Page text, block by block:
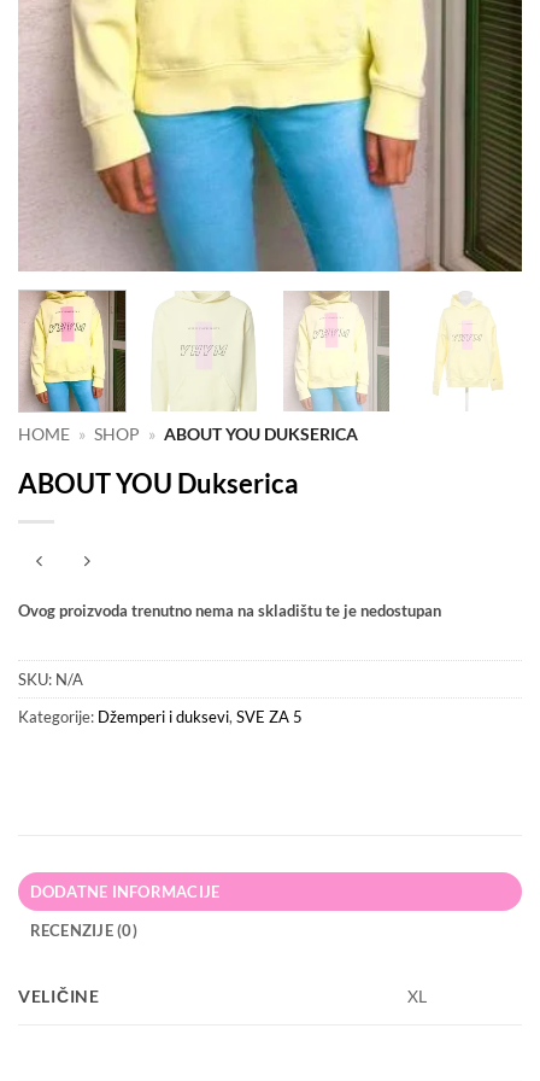
HOME » SHOP » ABOUT YOU DUKSERICA
ABOUT YOU Dukserica
Ovog proizvoda trenutno nema na skladištu te je nedostupan
SKU: N/A
Kategorije: Džemperi i duksevi,SVE ZA 5
DODATNE INFORMACIJE
RECENZIJE (0)
VELIČINE XL